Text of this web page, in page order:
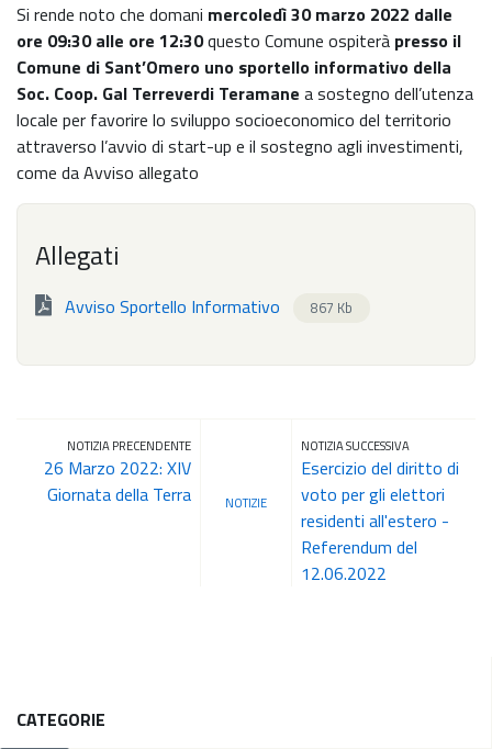
Si rende noto che domani mercoledì 30 marzo 2022 dalle
ore 09:30 alle ore 12:30questo Comune ospiterà presso il
Comune di Sant’Omero uno sportello informativo della
Soc. Coop. Gal Terreverdi Teramane a sostegno dell’utenza
locale per favorire lo sviluppo socioeconomico del territorio
attraverso l’avvio di start-up e il sostegno agli investimenti,
come da Avviso allegato
Allegati
Avviso Sportello Informativo 867 Kb
NOTIZIA PRECENDENTE
26 Marzo 2022: XIV
Giornata della Terra
NOTIZIE
NOTIZIA SUCCESSIVA
Esercizio del diritto di
voto per gli elettori
residenti all'estero -
Referendum del
12.06.2022
CATEGORIE